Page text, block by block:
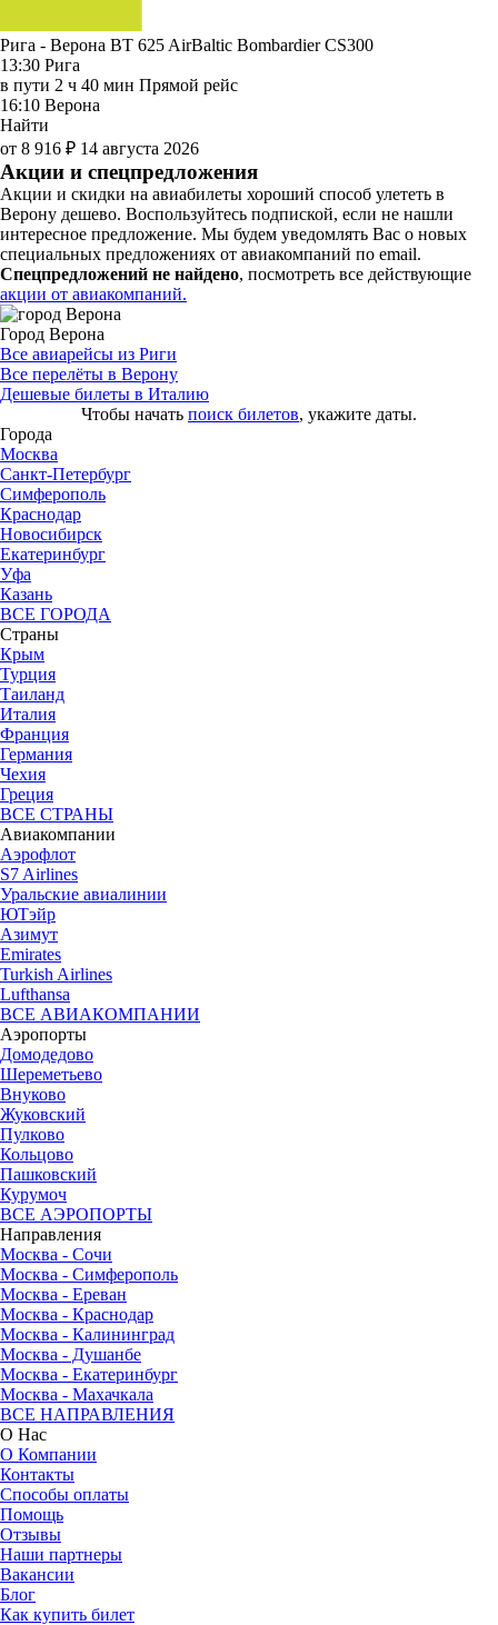
Рига - Верона BT 625 AirBaltic Bombardier CS300
13:30 Рига
в пути 2 ч 40 мин Прямой рейс
16:10 Верона
Найти
от 8 916 ₽ 14 августа 2026
Акции и спецпредложения
Акции и скидки на авиабилеты хороший способ улететь в
Верону дешево. Воспользуйтесь подпиской, если не нашли
интересное предложение. Мы будем уведомлять Вас о новых
специальных предложениях от авиакомпаний по email.
Спецпредложений не найдено, посмотреть все действующие
акции от авиакомпаний.
Город Верона
Все авиарейсы из Риги
Все перелёты в Верону
Дешевые билеты в Италию
Чтобы начать поиск билетов, укажите даты.
Города
Москва
Санкт-Петербург
Симферополь
Краснодар
Новосибирск
Екатеринбург
Уфа
Казань
ВСЕ ГОРОДА
Страны
Крым
Турция
Таиланд
Италия
Франция
Германия
Чехия
Греция
ВСЕ СТРАНЫ
Авиакомпании
Аэрофлот
S7 Airlines
Уральские авиалинии
ЮТэйр
Азимут
Emirates
Turkish Airlines
Lufthansa
ВСЕ АВИАКОМПАНИИ
Аэропорты
Домодедово
Шереметьево
Внуково
Жуковский
Пулково
Кольцово
Пашковский
Курумоч
ВСЕ АЭРОПОРТЫ
Направления
Москва - Сочи
Москва - Симферополь
Москва - Ереван
Москва - Краснодар
Москва - Калининград
Москва - Душанбе
Москва - Екатеринбург
Москва - Махачкала
ВСЕ НАПРАВЛЕНИЯ
О Нас
О Компании
Контакты
Способы оплаты
Помощь
Отзывы
Наши партнеры
Вакансии
Блог
Как купить билет